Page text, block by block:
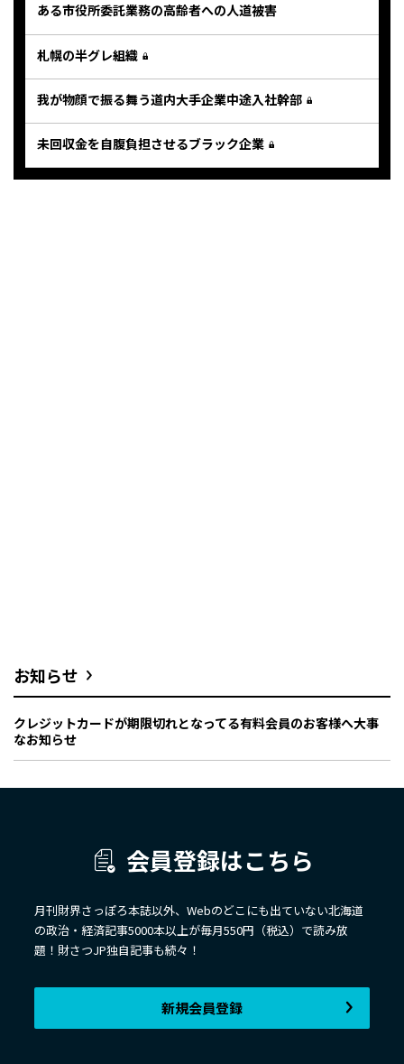
ある市役所委託業務の高齢者への人道被害
札幌の半グレ組織
我が物顔で振る舞う道内大手企業中途入社幹部
未回収金を自腹負担させるブラック企業
お知らせ
クレジットカードが期限切れとなってる有料会員のお客様へ大事
なお知らせ
会員登録はこちら
月刊財界さっぽろ本誌以外、Webのどこにも出ていない北海道
の政治・経済記事5000本以上が毎月550円（税込）で読み放
題！財さつJP独自記事も続々！
新規会員登録